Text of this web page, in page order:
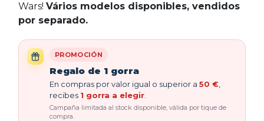
Wars! Vários modelos disponibles, vendidos
por separado.
PROMOCIÓN
Regalo de 1 gorra
En compras por valor igual o superior a 50 €
recibes 1 gorra a elegir
Campaña limitada al stock disponible, válida por tique de
compra.